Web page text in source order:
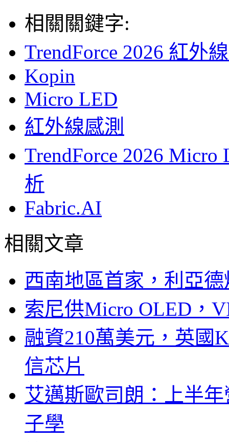
相關關鍵字:
TrendForce 2026 紅外
Kopin
Micro LED
紅外線感測
TrendForce 2026
析
Fabric.AI
相關文章
西南地區首家，利亞
索尼供Micro OLED，
融資210萬美元，英國
信芯片
艾邁斯歐司朗：上半
子學